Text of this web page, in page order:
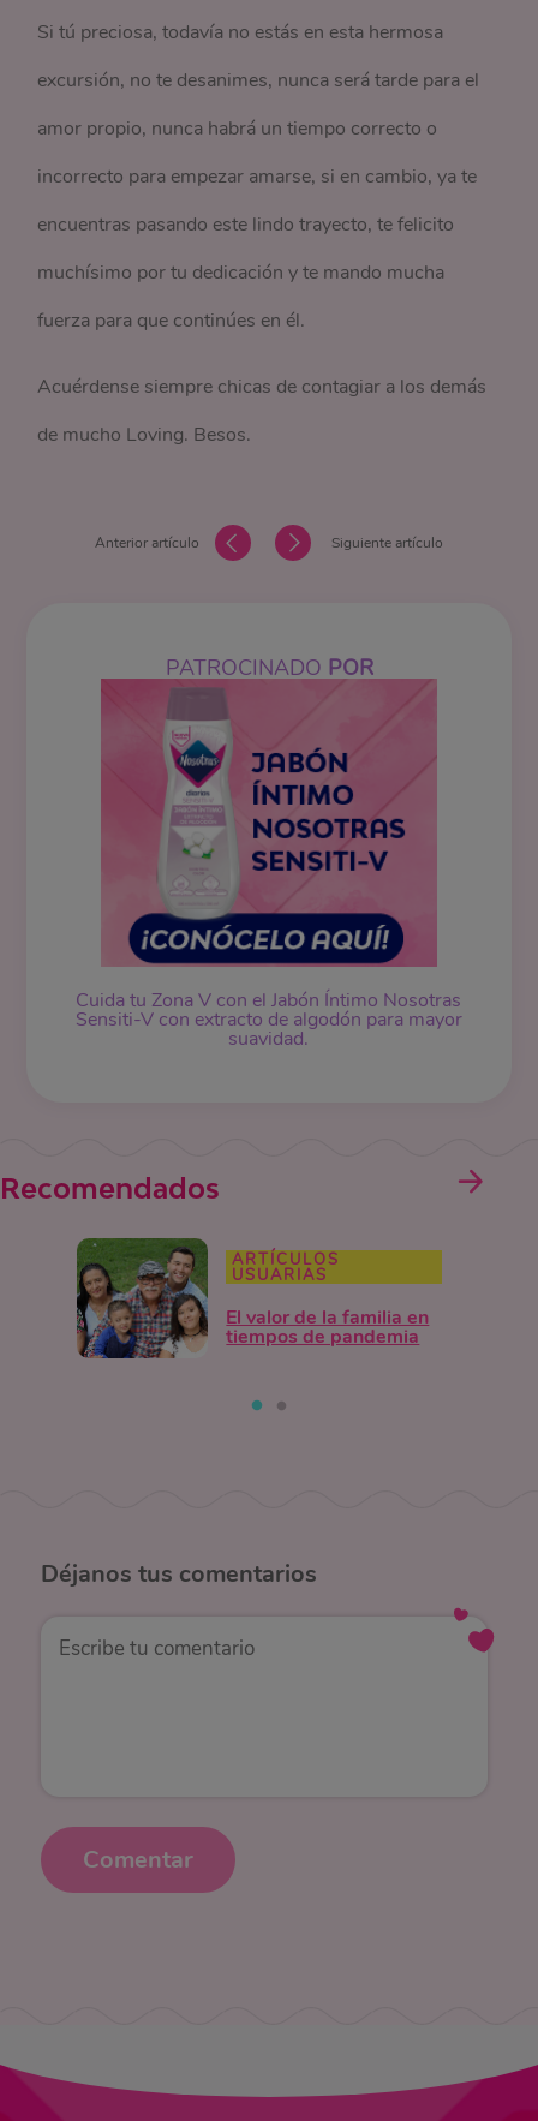
Si tú preciosa, todavía no estás en esta hermosa
excursión, no te desanimes, nunca será tarde para el
amor propio, nunca habrá un tiempo correcto o
incorrecto para empezar amarse, si en cambio, ya te
encuentras pasando este lindo trayecto, te felicito
muchísimo por tu dedicación y te mando mucha
fuerza para que continúes en él.
Acuérdense siempre chicas de contagiar a los demás
de mucho Loving. Besos.
Anterior artículo Siguiente artículo
PATROCINADO POR
Cuida tu Zona V con el Jabón Íntimo Nosotras
Sensiti-V con extracto de algodón para mayor
suavidad.
Recomendados
ARTÍCULOS
USUARIAS
El valor de la familia en
tiempos de pandemia
Déjanos tus comentarios
Comentar